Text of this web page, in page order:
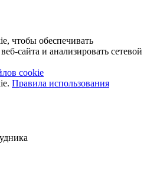
чтобы обеспечивать
сайта и анализировать сетевой
cookie
Правила использования